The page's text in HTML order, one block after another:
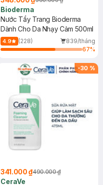
Bioderma
Nước Tẩy Trang Bioderma
Dành Cho Da Nhạy Cảm 500ml
4.9 (228)
839/tháng
67%
-30 %
341.000 ₫490.000 ₫
CeraVe